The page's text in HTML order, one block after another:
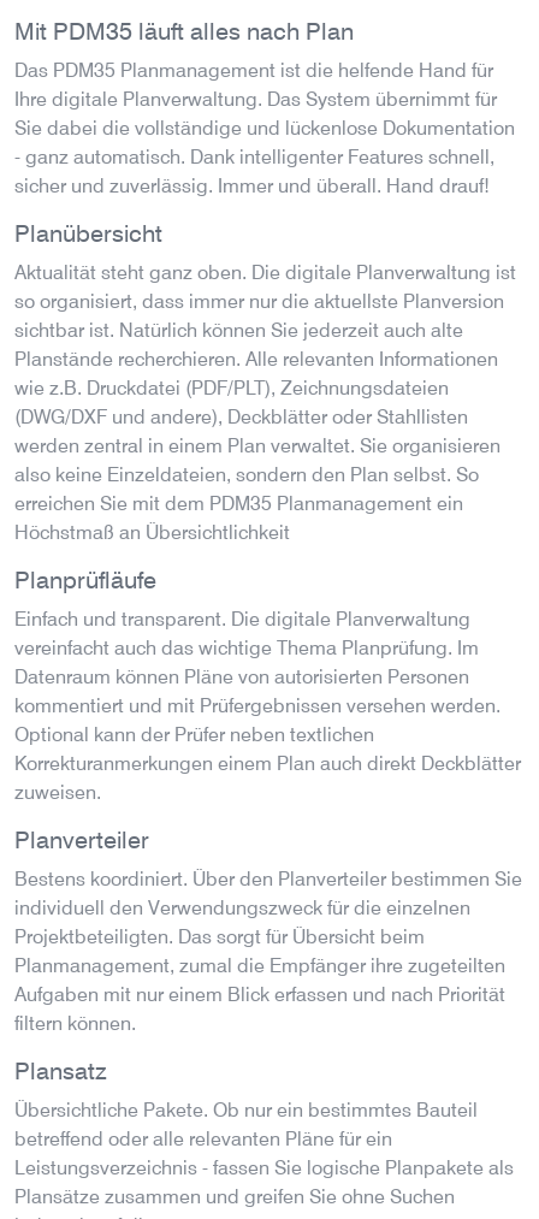
Mit PDM35 läuft alles nach Plan
Das PDM35 Planmanagement ist die helfende Hand für
Ihre digitale Planverwaltung. Das System übernimmt für
Sie dabei die vollständige und lückenlose Dokumentation
- ganz automatisch. Dank intelligenter Features schnell,
sicher und zuverlässig. Immer und überall. Hand drauf!
Planübersicht
Aktualität steht ganz oben. Die digitale Planverwaltung ist
so organisiert, dass immer nur die aktuellste Planversion
sichtbar ist. Natürlich können Sie jederzeit auch alte
Planstände recherchieren. Alle relevanten Informationen
wie z.B. Druckdatei (PDF/PLT), Zeichnungsdateien
(DWG/DXF und andere), Deckblätter oder Stahllisten
werden zentral in einem Plan verwaltet. Sie organisieren
also keine Einzeldateien, sondern den Plan selbst. So
erreichen Sie mit dem PDM35 Planmanagement ein
Höchstmaß an Übersichtlichkeit
Planprüfläufe
Einfach und transparent. Die digitale Planverwaltung
vereinfacht auch das wichtige Thema Planprüfung. Im
Datenraum können Pläne von autorisierten Personen
kommentiert und mit Prüfergebnissen versehen werden.
Optional kann der Prüfer neben textlichen
Korrekturanmerkungen einem Plan auch direkt Deckblätter
zuweisen.
Planverteiler
Bestens koordiniert. Über den Planverteiler bestimmen Sie
individuell den Verwendungszweck für die einzelnen
Projektbeteiligten. Das sorgt für Übersicht beim
Planmanagement, zumal die Empfänger ihre zugeteilten
Aufgaben mit nur einem Blick erfassen und nach Priorität
filtern können.
Plansatz
Übersichtliche Pakete. Ob nur ein bestimmtes Bauteil
betreffend oder alle relevanten Pläne für ein
Leistungsverzeichnis - fassen Sie logische Planpakete als
Plansätze zusammen und greifen Sie ohne Suchen